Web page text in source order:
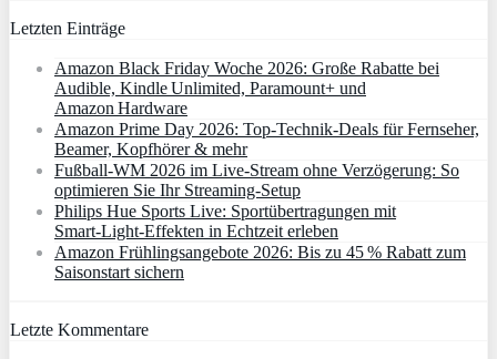
Letzten Einträge
Amazon Black Friday Woche 2026: Große Rabatte bei
Audible, Kindle Unlimited, Paramount+ und
Amazon Hardware
Amazon Prime Day 2026: Top-Technik-Deals für Fernseher,
Beamer, Kopfhörer & mehr
Fußball-WM 2026 im Live-Stream ohne Verzögerung: So
optimieren Sie Ihr Streaming-Setup
Philips Hue Sports Live: Sportübertragungen mit
Smart‑Light‑Effekten in Echtzeit erleben
Amazon Frühlingsangebote 2026: Bis zu 45 % Rabatt zum
Saisonstart sichern
Letzte Kommentare